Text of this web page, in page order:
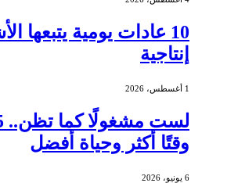
10 عادات يومية يتبعها
إنتاجية
1 أغسطس، 2026
وقتًا أكثر وحياة أفضل
6 يونيو، 2026